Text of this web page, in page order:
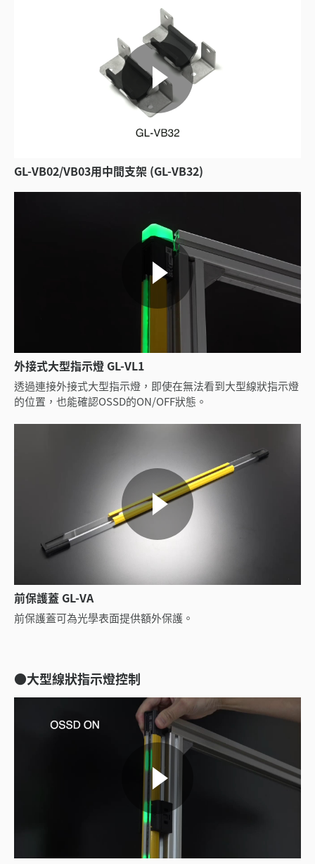
GL-VB02/VB03用中間支架 (GL-VB32)
外接式大型指示燈 GL-VL1
透過連接外接式大型指示燈，即使在無法看到大型線狀指示燈
的位置，也能確認OSSD的ON/OFF狀態。
前保護蓋 GL-VA
前保護蓋可為光學表面提供額外保護。
●大型線狀指示燈控制